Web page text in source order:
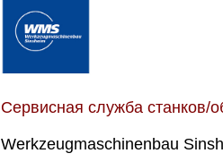
Сервисная служба станков/
Werkzeugmaschinenbau